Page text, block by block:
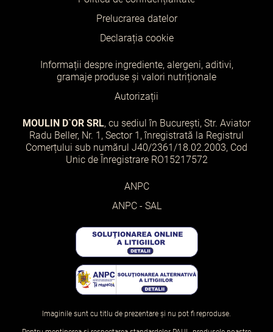
Prelucrarea datelor
Declarația cookie
Informații despre ingrediente, alergeni, aditivi,
gramaje produse și valori nutriționale
Autorizații
MOULIN D`OR SRL, cu sediul în București, Str. Aviator
Radu Beller, Nr. 1, Sector 1, înregistrată la Registrul
Comerțului sub numărul J40/2361/18.02.2003, Cod
Unic de Înregistrare RO15217572
ANPC
ANPC - SAL
Imaginile sunt cu titlu de prezentare și nu pot fi reproduse.